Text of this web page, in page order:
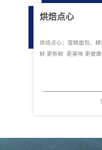
烘焙点心
烘焙点心：蛋糕面包、
鲜 更新鲜 更美味 更健康